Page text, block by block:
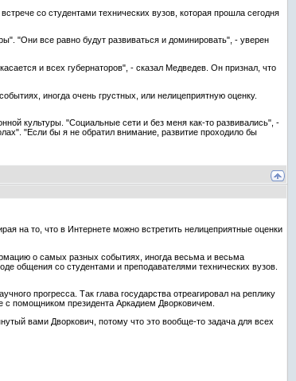
со студентами технических вузов, которая прошла сегодня
"Они все равно будут развиваться и доминировать", - уверен
и всех губернаторов", - сказал Медведев. Он признал, что
иногда очень грустных, или нелицеприятную оценку.
культуры. "Социальные сети и без меня как-то развивались", -
"Если бы я не обратил внимание, развитие проходило бы
на то, что в Интернете можно встретить нелицеприятные оценки
о самых разных событиях, иногда весьма и весьма
общения со студентами и преподавателями технических вузов.
прогресса. Так глава государства отреагировал на реплику
помощником президента Аркадием Дворковичем.
вами Дворкович, потому что это вообще-то задача для всех